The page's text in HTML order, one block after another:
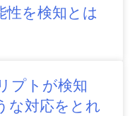
性を検知とは
プトが検知
な対応をとれ